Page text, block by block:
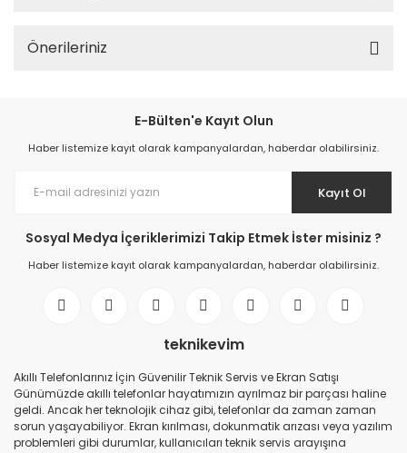
Önerileriniz
E-Bülten'e Kayıt Olun
Haber listemize kayıt olarak kampanyalardan, haberdar olabilirsiniz.
Kayıt Ol
Sosyal Medya İçeriklerimizi Takip Etmek İster misiniz ?
Haber listemize kayıt olarak kampanyalardan, haberdar olabilirsiniz.
teknikevim
Akıllı Telefonlarınız İçin Güvenilir Teknik Servis ve Ekran Satışı
Günümüzde akıllı telefonlar hayatımızın ayrılmaz bir parçası haline
geldi. Ancak her teknolojik cihaz gibi, telefonlar da zaman zaman
sorun yaşayabiliyor. Ekran kırılması, dokunmatik arızası veya yazılım
problemleri gibi durumlar, kullanıcıları teknik servis arayışına